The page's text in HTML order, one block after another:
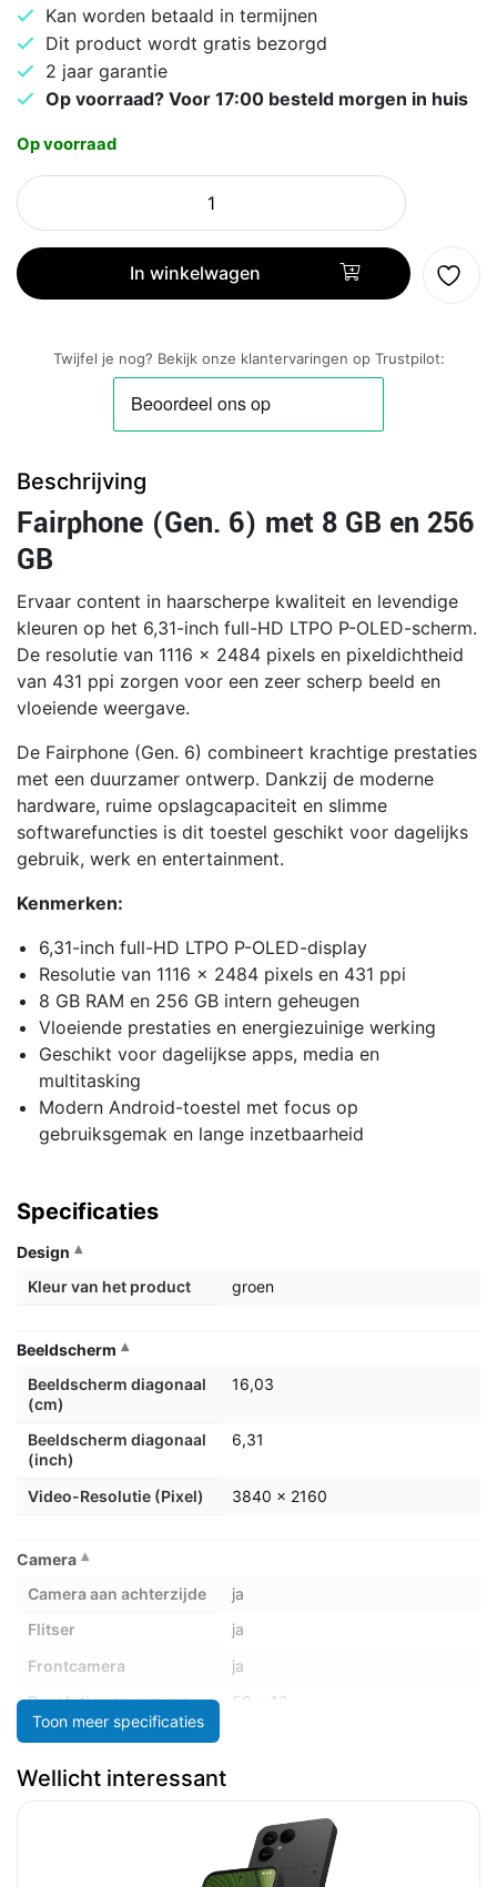
Kan worden betaald in termijnen
Dit product wordt gratis bezorgd
2 jaar garantie
Op voorraad? Voor 17:00 besteld morgen in huis
Op voorraad
Fairphone
(Gen.
8+256GB
Forest
In winkelwagen
Twijfel je nog? Bekijk onze klantervaringen op Trustpilot:
Beschrijving
Fairphone (Gen. 6) met 8 GB en 256
GB
Ervaar content in haarscherpe kwaliteit en levendige
kleuren op het 6,31-inch full-HD LTPO P-OLED-scherm.
De resolutie van 1116 x 2484 pixels en pixeldichtheid
van 431 ppi zorgen voor een zeer scherp beeld en
vloeiende weergave.
De Fairphone (Gen. 6) combineert krachtige prestaties
met een duurzamer ontwerp. Dankzij de moderne
hardware, ruime opslagcapaciteit en slimme
softwarefuncties is dit toestel geschikt voor dagelijks
gebruik, werk en entertainment.
Kenmerken:
6,31-inch full-HD LTPO P-OLED-display
Resolutie van 1116 x 2484 pixels en 431 ppi
8 GB RAM en 256 GB intern geheugen
Vloeiende prestaties en energiezuinige werking
Geschikt voor dagelijkse apps, media en
multitasking
Modern Android-toestel met focus op
gebruiksgemak en lange inzetbaarheid
Specificaties
Design
Kleur van het product
groen
Beeldscherm
Beeldscherm diagonaal
(cm)
16,03
Beeldscherm diagonaal
(inch)
6,31
Video-Resolutie (Pixel) 3840 x 2160
Camera
Camera aan achterzijde
ja
Flitser
ja
Frontcamera
ja
Resolutie van camera
aan achterzijde (milj.
Pix.)
50 + 13
Resolutie van camera
Toon meer specificaties
Wellicht interessant